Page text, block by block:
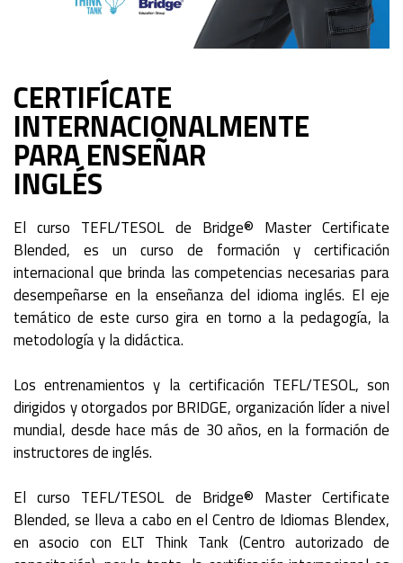
CERTIFÍCATE
INTERNACIONALMENTE
PARA ENSEÑAR
INGLÉS
El curso TEFL/TESOL de Bridge® Master Certificate
Blended, es un curso de formación y certificación
internacional que brinda las competencias necesarias para
desempeñarse en la enseñanza del idioma inglés. El eje
temático de este curso gira en torno a la pedagogía, la
metodología y la didáctica.
Los entrenamientos y la certificación TEFL/TESOL, son
dirigidos y otorgados por BRIDGE, organización líder a nivel
mundial, desde hace más de 30 años, en la formación de
instructores de inglés.
El curso TEFL/TESOL de Bridge® Master Certificate
Blended, se lleva a cabo en el Centro de Idiomas Blendex,
en asocio con ELT Think Tank (Centro autorizado de